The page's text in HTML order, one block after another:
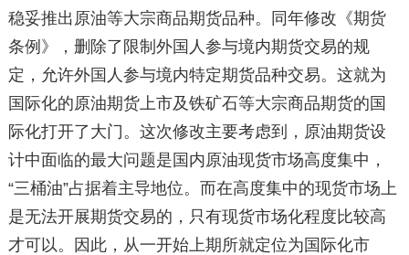
稳妥推出原油等大宗商品期货品种。同年修改《期货
条例》，删除了限制外国人参与境内期货交易的规
定，允许外国人参与境内特定期货品种交易。这就为
国际化的原油期货上市及铁矿石等大宗商品期货的国
际化打开了大门。这次修改主要考虑到，原油期货设
计中面临的最大问题是国内原油现货市场高度集中，
“三桶油”占据着主导地位。而在高度集中的现货市场上
是无法开展期货交易的，只有现货市场化程度比较高
才可以。因此，从一开始上期所就定位为国际化市